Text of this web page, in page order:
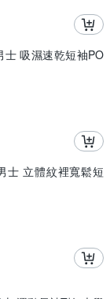
士 吸濕速乾短袖PO
士 立體紋裡寬鬆短